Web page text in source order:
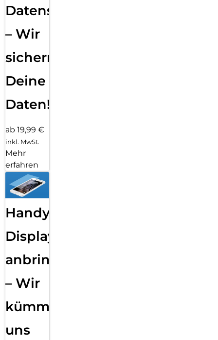
Datensicherung
– Wir
sichern
Deine
Daten!
ab 19,99 €
inkl. MwSt.
Mehr
erfahren
Handy
Displayfolie
anbringen
– Wir
kümmern
uns